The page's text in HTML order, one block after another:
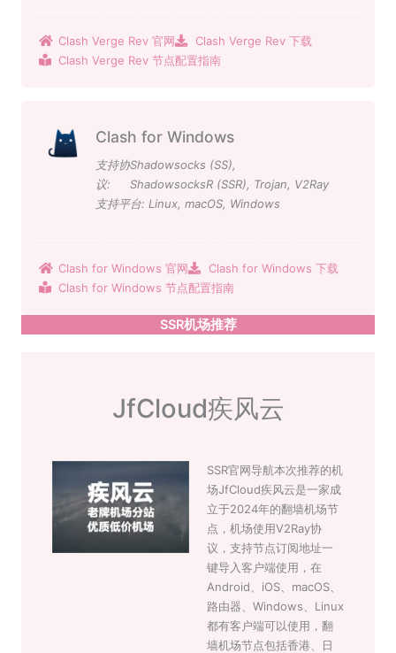
Clash Verge Rev 官网
Clash Verge Rev 下载
Clash Verge Rev 节点配置指南
Clash for Windows
支持协
议:
Shadowsocks (SS),
ShadowsocksR (SSR), Trojan, V2Ray
支持平台: Linux, macOS, Windows
Clash for Windows 官网
Clash for Windows 下载
Clash for Windows 节点配置指南
SSR机场推荐
JfCloud疾风云
SSR官网导航本次推荐的机
场JfCloud疾风云是一家成
立于2024年的翻墙机场节
点，机场使用V2Ray协
议，支持节点订阅地址一
键导入客户端使用，在
Android、iOS、macOS、
路由器、Windows、Linux
都有客户端可以使用，翻
墙机场节点包括香港、日